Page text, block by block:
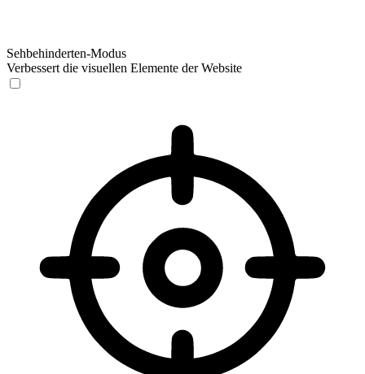
Sehbehinderten-Modus
Verbessert die visuellen Elemente der Website